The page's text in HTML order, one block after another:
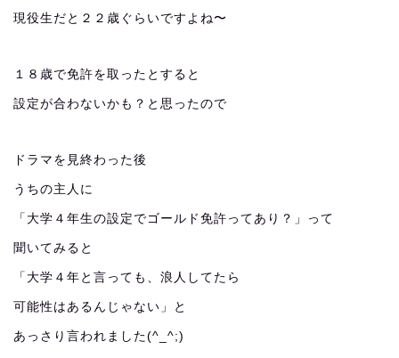
現役生だと２２歳ぐらいですよね〜
１８歳で免許を取ったとすると
設定が合わないかも？と思ったので
ドラマを見終わった後
うちの主人に
「大学４年生の設定でゴールド免許ってあり？」って
聞いてみると
「大学４年と言っても、浪人してたら
可能性はあるんじゃない」と
あっさり言われました(^_^;)